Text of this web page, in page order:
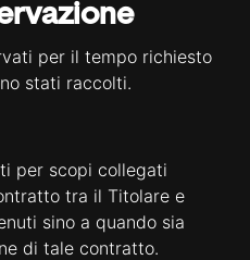
per il tempo richiesto
stati raccolti.
per scopi collegati
tra il Titolare e
sino a quando sia
di tale contratto.